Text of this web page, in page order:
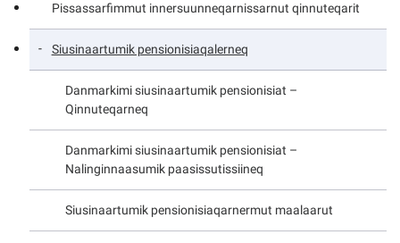
sullissivik.gl
Pilersaarutinut isaavik
Kommuni pillugu paasissutissat
Pissassarfimmut innersuunneqarnissarnut qinnuteqarit
Siusinaartumik pensionisiaqalerneq
Danmarkimi siusinaartumik pensionisiat –
Qinnuteqarneq
Danmarkimi siusinaartumik pensionisiat –
Nalinginnaasumik paasissutissiineq
Siusinaartumik pensionisiaqarnermut maalaarut